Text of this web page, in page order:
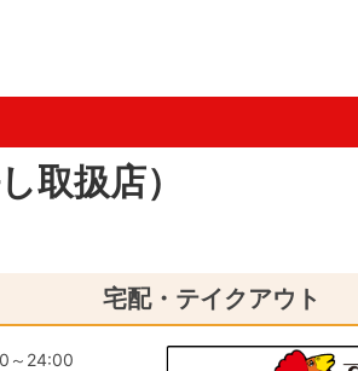
取扱店）
～24:00
宅配・テイクアウト